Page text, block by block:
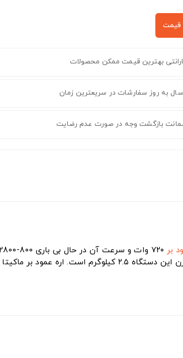
قیمت
بهترین قیمت ممکن محصولات
به روز سفارشات در سریعترین زمان
بازگشت وجه در صورت عدم رضایت
بر
دستگاه قابلیت کنترل سرعت و کنترل استارت را دارد. این دستگاه قابلیت مکش گرد و غبار را